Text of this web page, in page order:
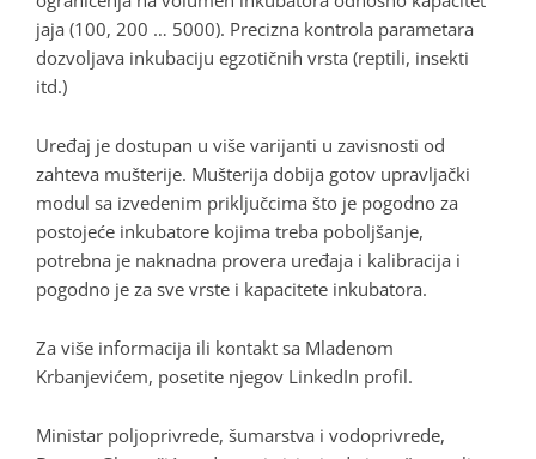
jaja (100, 200 … 5000). Precizna kontrola parametara
dozvoljava inkubaciju egzotičnih vrsta (reptili, insekti
itd.)
Uređaj je dostupan u više varijanti u zavisnosti od
zahteva mušterije. Mušterija dobija gotov upravljački
modul sa izvedenim priključcima što je pogodno za
postojeće inkubatore kojima treba poboljšanje,
potrebna je naknadna provera uređaja i kalibracija i
pogodno je za sve vrste i kapacitete inkubatora.
Za više informacija ili kontakt sa Mladenom
Krbanjevićem, posetite njegov LinkedIn profil.
Ministar poljoprivrede, šumarstva i vodoprivrede,